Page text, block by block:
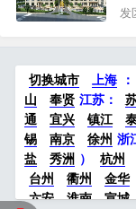
平
发
约
切换城市 上海 ：
山
奉贤 江苏：
通
宜兴 镇江
锡
南京 徐州 浙
盐
秀洲 ） 杭州
台州
衢州 金华
六安
淮南 宣城